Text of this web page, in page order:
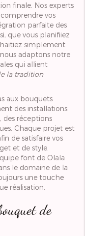
finale. Nos experts
vos
parfaite des
que vous planifiiez
simplement
adaptons notre
qui allient
la tradition
aux bouquets
des installations
des réceptions
Chaque projet est
de satisfaire vos
et de style.
font de Olala
le domaine de la
une touche
réalisation.
de